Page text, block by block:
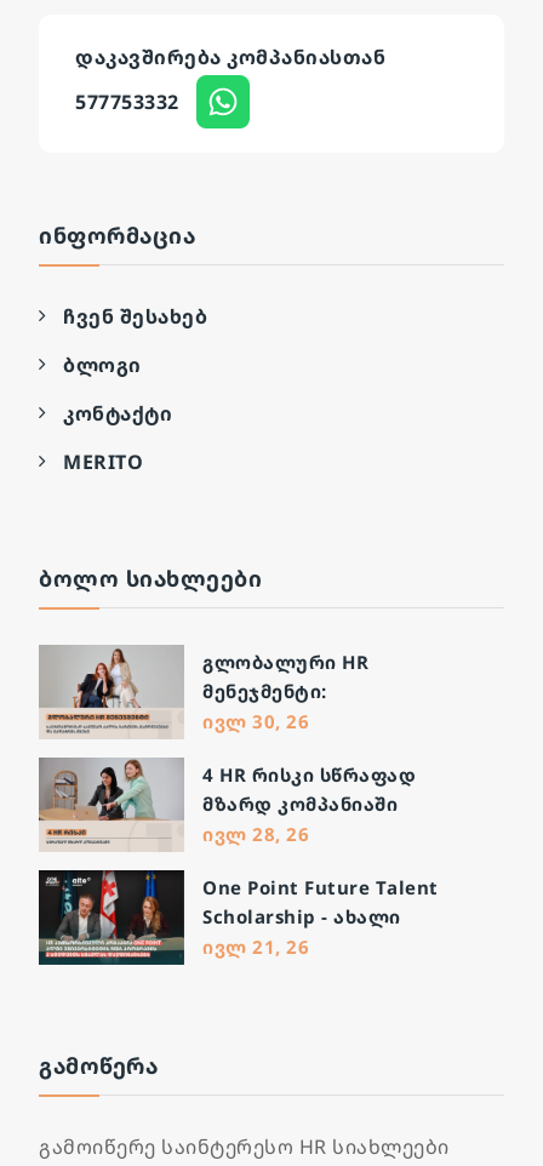
დაკავშირება კომპანიასთან
577753332
ᲘᲜᲤᲝᲠᲛᲐᲪᲘᲐ
ჩვენ შესახებ
ბლოგი
კონტაქტი
MERITO
ᲑᲝᲚᲝ ᲡᲘᲐᲮᲚᲔᲔᲑᲘ
გლობალური HR
მენეჯმენტი:
საერთაშორისო სამუშაო
გამოწვევები და გადაჭრის
გზები
ივლ 30, 26
4 HR რისკი სწრაფად
მზარდ კომპანიაში
ივლ 28, 26
One Point Future Talent
Scholarship - ახალი
შესაძლებლობა მომავალი
ივლ 21, 26
ᲒᲐᲛᲝᲬᲔᲠᲐ
გამოიწერე საინტერესო HR სიახლეები